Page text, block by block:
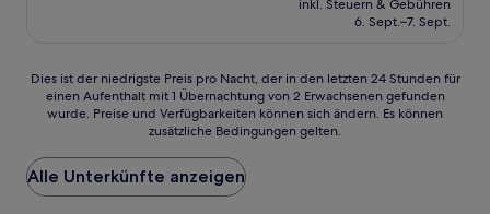
beträgt
inkl. Steuern & Gebühren
6. Sept.–7. Sept.
Dies
der
Preis
pro
Nacht,
Dies ist der niedrigste Preis pro Nacht, der in den letzten 24 Stunden für
einen Aufenthalt mit 1 Übernachtung von 2 Erwachsenen gefunden
wurde. Preise und Verfügbarkeiten können sich ändern. Es können
zusätzliche Bedingungen gelten.
Alle Unterkünfte anzeigen